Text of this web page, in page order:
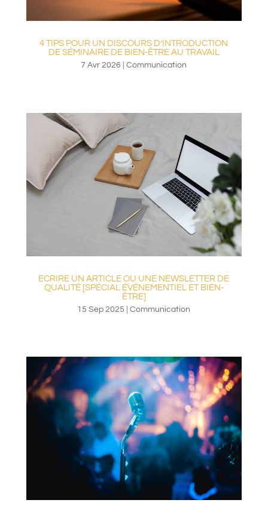
4 TIPS POUR UN DISCOURS D’INTRODUCTION
DE SÉMINAIRE DE BIEN-ÊTRE AU TRAVAIL
7 Avr 2026 |Communication
ECRIRE UN ARTICLE OU UNE NEWSLETTER DE
QUALITÉ [SPÉCIAL ÉVÉNEMENTIEL ET BIEN-
ÊTRE]
15 Sep 2025 |Communication